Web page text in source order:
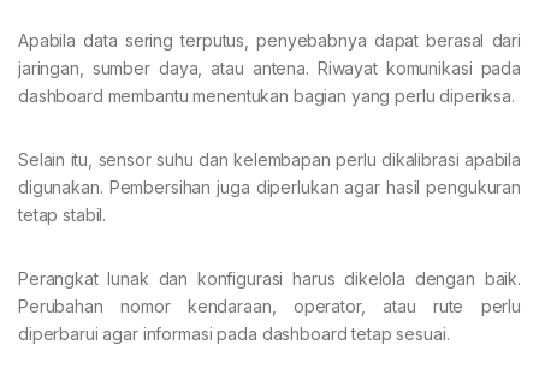
Apabila data sering terputus, penyebabnya dapat berasal dari
jaringan, sumber daya, atau antena. Riwayat komunikasi pada
dashboard membantu menentukan bagian yang perlu diperiksa.
Selain itu, sensor suhu dan kelembapan perlu dikalibrasi apabila
digunakan. Pembersihan juga diperlukan agar hasil pengukuran
tetap stabil.
Perangkat lunak dan konfigurasi harus dikelola dengan baik.
Perubahan nomor kendaraan, operator, atau rute perlu
diperbarui agar informasi pada dashboard tetap sesuai.